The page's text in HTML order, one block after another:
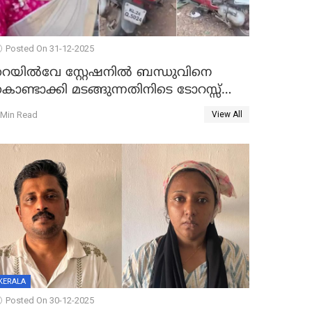
Posted On 31-12-2025
സ്റ്റേഷനിൽ ബന്ധുവിനെ
മടങ്ങുന്നതിനിടെ ടോറസ്സ്
സ്കൂട്ടറിൽ ഇടിച്ചു : യുവതിക്ക്
Read View All
KERALA
Posted On 30-12-2025